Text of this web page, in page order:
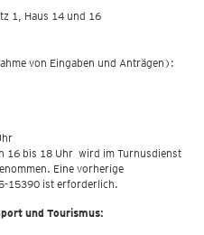
1, Haus 14 und 16
von Eingaben und Anträgen):
16 bis 18 Uhr wird im Turnusdienst
Eine vorherige
15390 ist erforderlich.
und Tourismus: